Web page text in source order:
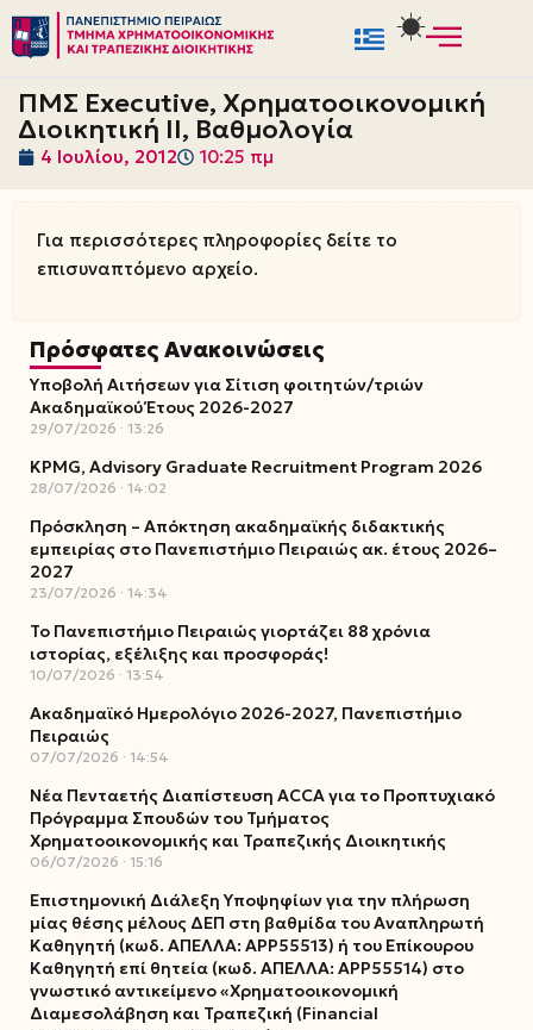
Μεταπηδήστε
στο
περιεχόμενο
ΠΜΣ Executive, Χρηματοοικονομική
Διοικητική ΙΙ, Βαθμολογία
4 Ιουλίου, 2012 10:25 πμ
Για περισσότερες πληροφορίες δείτε το
επισυναπτόμενο αρχείο.
Πρόσφατες Ανακοινώσεις
Υποβολή Αιτήσεων για Σίτιση φοιτητών/τριών
Ακαδημαϊκού Έτους 2026-2027
29/07/2026 13:26
KPMG, Advisory Graduate Recruitment Program 2026
28/07/2026 14:02
Πρόσκληση – Απόκτηση ακαδημαϊκής διδακτικής
εμπειρίας στο Πανεπιστήμιο Πειραιώς ακ. έτους 2026–
2027
23/07/2026 14:34
Το Πανεπιστήμιο Πειραιώς γιορτάζει 88 χρόνια
ιστορίας, εξέλιξης και προσφοράς!
10/07/2026 13:54
Ακαδημαϊκό Ημερολόγιο 2026-2027, Πανεπιστήμιο
Πειραιώς
07/07/2026 14:54
Νέα Πενταετής Διαπίστευση ACCA για το Προπτυχιακό
Πρόγραμμα Σπουδών του Τμήματος
Χρηματοοικονομικής και Τραπεζικής Διοικητικής
06/07/2026 15:16
Επιστημονική Διάλεξη Υποψηφίων για την πλήρωση
μίας θέσης μέλους ΔΕΠ στη βαθμίδα του Αναπληρωτή
Καθηγητή (κωδ. ΑΠΕΛΛΑ: ΑΡΡ55513) ή του Επίκουρου
Καθηγητή επί θητεία (κωδ. ΑΠΕΛΛΑ: ΑΡΡ55514) στο
γνωστικό αντικείμενο «Χρηματοοικονομική
Διαμεσολάβηση και Τραπεζική (Financial